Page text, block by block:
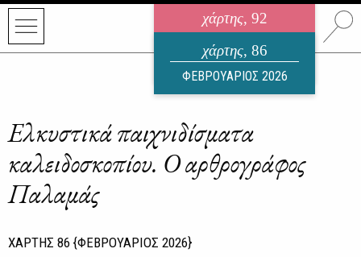
χάρτης, 92
ηλεκτρονικό περιοδικό
ΑΥΓΟΥΣΤΟΣ 2026
χάρτης, 86
ΦΕΒΡΟΥΑΡΙΟΣ 2026
Ελκυστικά παιχνιδίσματα
καλειδοσκοπίου. Ο αρθρογράφος
Παλαμάς
ΧΑΡΤΗΣ 86 {ΦΕΒΡΟΥΑΡΙΟΣ 2026}